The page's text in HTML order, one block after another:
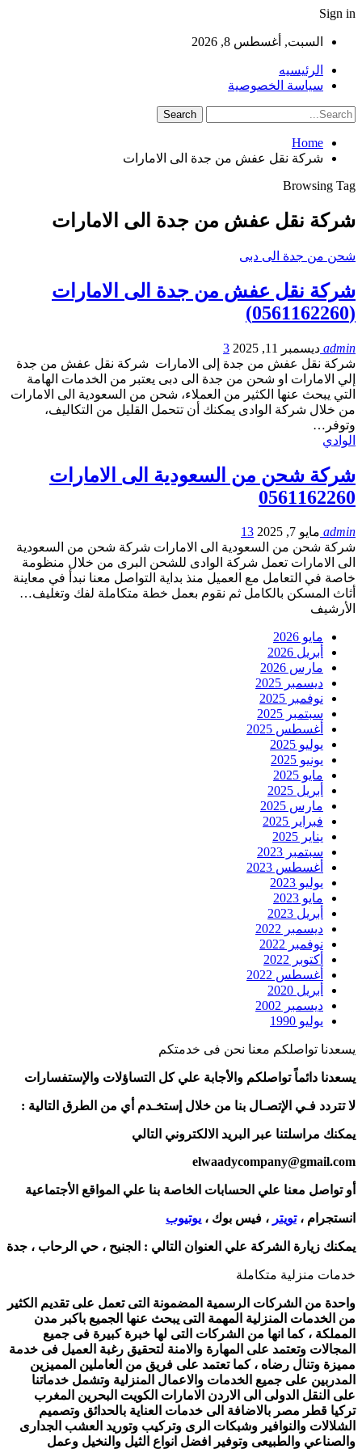
Sign in
السبت, أغسطس 8, 2026
الرئيسيه
سياسة الخصوصية
Home
شركة نقل عفش من جدة الى الامارات
Browsing Tag
شركة نقل عفش من جدة الى الامارات
شحن من جدة الى دبى
شركة نقل عفش من جدة الى الامارات
(0561162260)
admin ديسمبر 11, 2025
3
شركة نقل عفش من جدة إلى الامارات شركة نقل عفش من جدة
إلي الامارات او شحن من جدة الى دبى يعتبر من الخدمات الهامة
التي يبحث عنها الكثير من العملاء، شحن من السعودية الى الامارات
من خلال شركة الوادى يمكنك أن تتحمل القليل من التكاليف،
وتوفر…
الوادي
شركة شحن من السعودية الى الامارات
0561162260
admin مايو 7, 2025
13
شركة شحن من السعودية الى الامارات شركة شحن من السعودية
الى الامارات تعمل شركة الوادى للشحن البرى من خلال منظومة
خاصة في التعامل مع العميل منذ بداية التواصل معنا نبدأ في معاينة
أثاث المسكن بالكامل ثم نقوم بعمل خطة متكاملة لفك وتغليف…
الأرشيف
مايو 2026
أبريل 2026
مارس 2026
ديسمبر 2025
نوفمبر 2025
سبتمبر 2025
أغسطس 2025
يوليو 2025
يونيو 2025
مايو 2025
أبريل 2025
مارس 2025
فبراير 2025
يناير 2025
سبتمبر 2023
أغسطس 2023
يوليو 2023
مايو 2023
أبريل 2023
ديسمبر 2022
نوفمبر 2022
أكتوبر 2022
أغسطس 2022
أبريل 2020
ديسمبر 2002
يوليو 1990
يسعدنا تواصلكم معنا نحن فى خدمتكم
يسعدنا دائماً تواصلكم والأجابة علي كل التساؤلات والإستفسارات
لا تتردد فـي الإتصـال بنا من خلال إستخـدم أي من الطرق التالية :
يمكنك مراسلتنا عبر البريد الالكتروني التالي
elwaadycompany@gmail.com
أو تواصل معنا علي الحسابات الخاصة بنا علي المواقع الأجتماعية
انستجرام ،تويتر ، فيس بوك ، يوتيوب
يمكنك زيارة الشركة علي العنوان التالي : الجنيح ، حي الرحاب ، جدة
خدمات منزلية متكاملة
واحدة من الشركات الرسمية المضمونة التى تعمل على تقديم الكثير
من الخدمات المنزلية المهمة التى يبحث عنها الجميع باكبر مدن
المملكة ، كما انها من الشركات التى لها خبرة كبيرة فى جميع
المجالات وتعتمد على المهارة والامنة لتحقيق رغبة العميل فى خدمة
مميزة وتنال رضاه ، كما تعتمد على فريق من العاملين المميزين
المدربين على جميع الخدمات والاعمال المنزلية وتشمل خدماتنا
على النقل الدولى الى الاردن الامارات الكويت البحرين المغرب
تركيا قطر مصر بالاضافة الى خدمات العناية بالحدائق وتصميم
الشلالات والنوافير وشبكات الرى وتركيب وتوريد العشب الجدارى
والصناعي والطبيعى وتوفير افضل انواع الثيل والنخيل وعمل